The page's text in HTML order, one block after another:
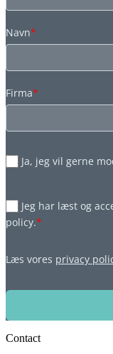
Navn*
Firma*
Ja, jeg vil gerne
Jeg har læst og
policy.*
Læs vores privacy
Contact